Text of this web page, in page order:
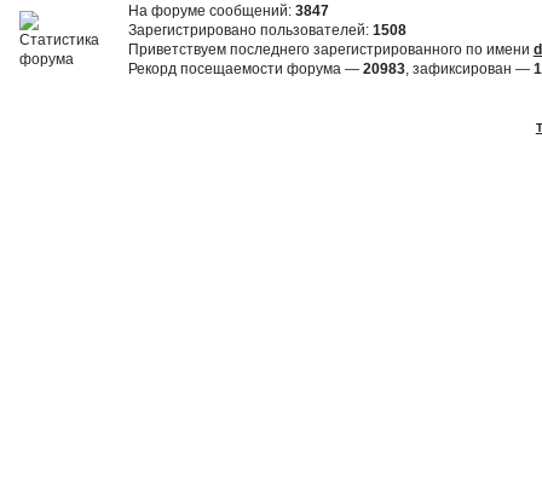
На форуме сообщений: 3847
Зарегистрировано пользователей: 1508
Приветствуем последнего зарегистрированного по имени
Рекорд посещаемости форума — 20983, зафиксирован —